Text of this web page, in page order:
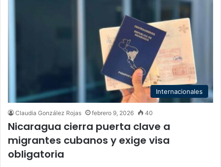
Internacionales
Claudia González Rojas febrero 9, 2026 40
Nicaragua cierra puerta clave a
migrantes cubanos y exige visa
obligatoria